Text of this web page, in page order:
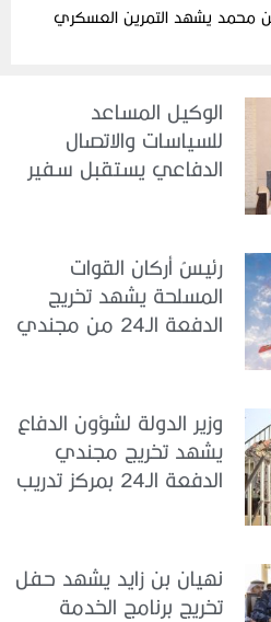
محمد يشهد التمرين العسكري
الوكيل المساعد
للسياسات والاتصال
الدفاعي يستقبل سفير
رئيسُ أركان القوات
المسلحة يشهد تخريج
الدفعة الـ24 من مجندي
وزير الدولة لشؤون الدفاع
يشهد تخريج مجندي
الدفعة الـ24 بمركز تدريب
نهيان بن زايد يشهد حفل
تخريج برنامج الخدمة